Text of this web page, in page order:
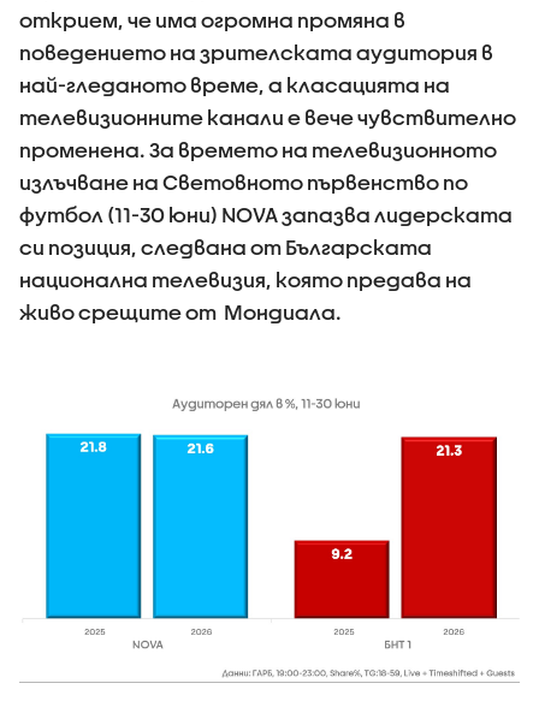
открием, че има огромна промяна в
поведението на зрителската аудитория в
най-гледаното време, а класацията на
телевизионните канали е вече чувствително
променена. За времето на телевизионното
излъчване на Световното първенство по
футбол (11-30 юни) NOVA запазва лидерската
си позиция, следвана от Българската
национална телевизия, която предава на
живо срещите от Мондиала.